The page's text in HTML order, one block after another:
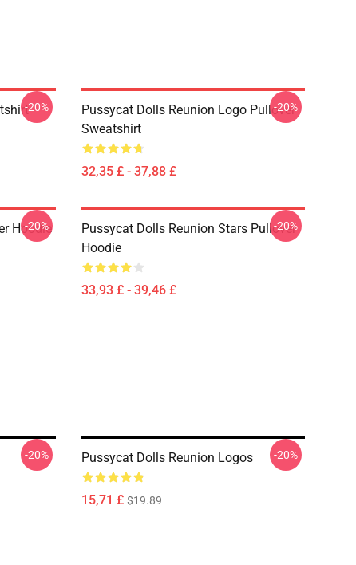
-20%
Pussycat Dolls Reunion Logo Pullover
Sweatshirt
32,35 £ - 37,88 £
-20%
Hoodie
-20%
Pussycat Dolls Reunion Stars Pullover
Hoodie
33,93 £ - 39,46 £
-20%
-20% Pussycat Dolls Reunion Logos
15,71 £ $19.89
-20%